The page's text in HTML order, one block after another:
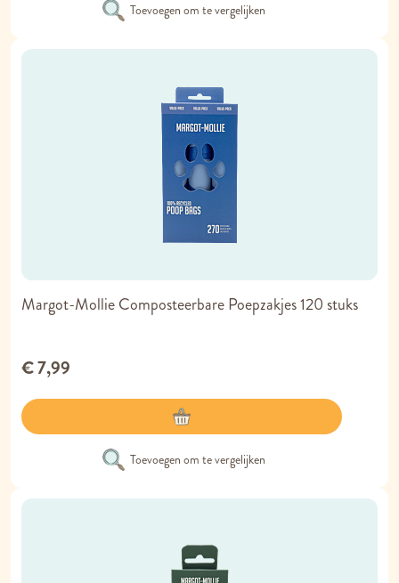
Toevoegen om te vergelijken
Margot-Mollie Composteerbare Poepzakjes 120 stuks
€ 7,99
Toevoegen om te vergelijken